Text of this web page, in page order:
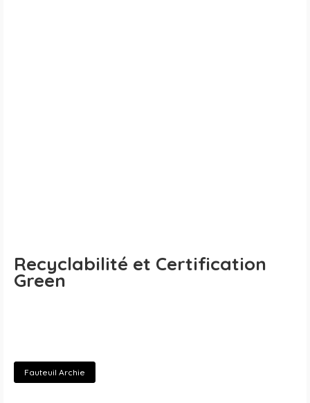
Recyclabilité et Certification
Green
Fauteuil Archie